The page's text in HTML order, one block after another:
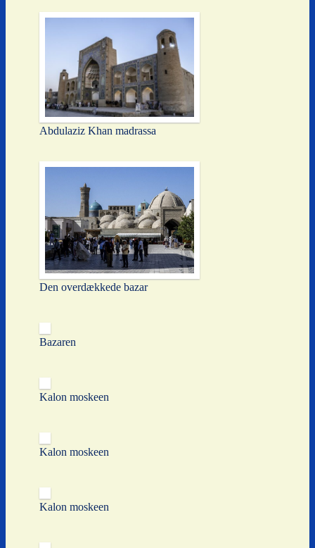
Abdulaziz Khan madrassa
Den overdækkede bazar
Bazaren
Kalon moskeen
Kalon moskeen
Kalon moskeen